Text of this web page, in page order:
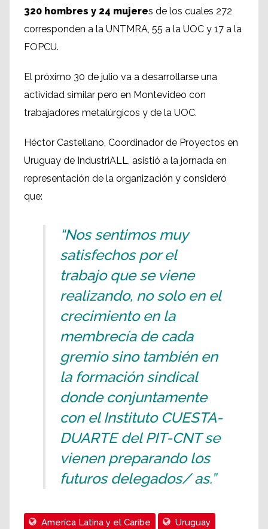
320 hombres y 24 mujeres de los cuales 272
corresponden a la UNTMRA, 55 a la UOC y 17 a la
FOPCU.
El próximo 30 de julio va a desarrollarse una
actividad similar pero en Montevideo con
trabajadores metalúrgicos y de la UOC.
Héctor Castellano, Coordinador de Proyectos en
Uruguay de IndustriALL, asistió a la jornada en
representación de la organización y consideró
que:
“Nos sentimos muy
satisfechos por el
trabajo que se viene
realizando, no solo en el
crecimiento en la
membrecía de cada
gremio sino también en
la formación sindical
donde conjuntamente
con el Instituto CUESTA-
DUARTE del PIT-CNT se
vienen preparando los
futuros delegados/ as.”
Ameríca Latina y el Caribe Uruguay